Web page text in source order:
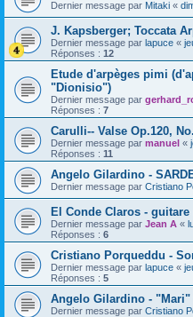
Dernier message par Mitaki «
J. Kapsberger; Toccata
Dernier message par lapuce «
Réponses : 12
Etude d'arpèges pimi
"Dionisio")
Dernier message par
Réponses : 7
Carulli-- Valse Op.120,
Dernier message par manuel «
Réponses : 11
Angelo Gilardino -
Dernier message par Cristiano
El Conde Claros - guitare
Dernier message par Jean A «
Réponses : 6
Cristiano Porqueddu -
Dernier message par lapuce «
Réponses : 5
Angelo Gilardino - "Mari"
Dernier message par Cristiano